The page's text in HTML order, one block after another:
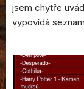
jsem chytře
vypovídá